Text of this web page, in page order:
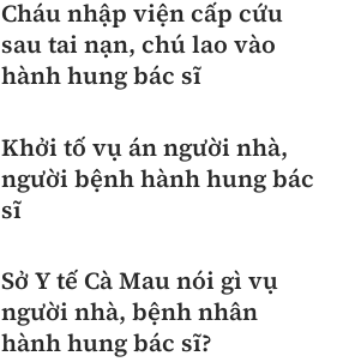
Cháu nhập viện cấp cứu
sau tai nạn, chú lao vào
hành hung bác sĩ
Khởi tố vụ án người nhà,
người bệnh hành hung bác
sĩ
Sở Y tế Cà Mau nói gì vụ
người nhà, bệnh nhân
hành hung bác sĩ?